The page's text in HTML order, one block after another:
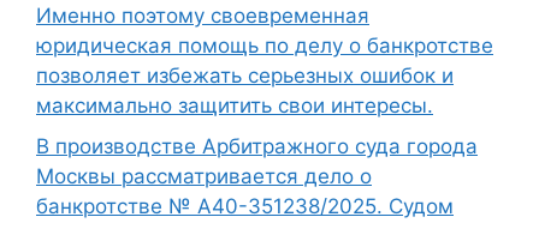
Именно поэтому своевременная
юридическая помощь по делу о банкротстве
позволяет избежать серьезных ошибок и
максимально защитить свои интересы.
В производстве Арбитражного суда города
Москвы рассматривается дело о
банкротстве № А40-351238/2025. Судом